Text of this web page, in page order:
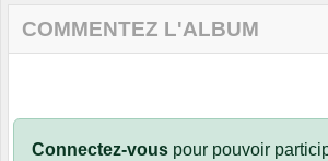
COMMENTEZ L'ALBUM
Connectez-vous pour pouvoir